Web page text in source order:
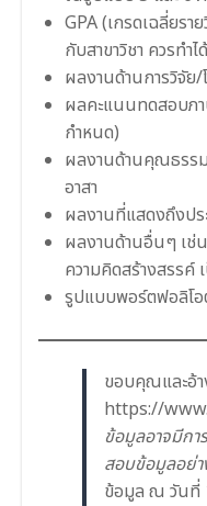
GPA (เกรดเฉลี่ยรา
กับสาขาวิชา ควรทำ
ผลงานด้านการวิจัย/
ผลคะแนนทดสอบภ
กำหนด)
ผลงานด้านคุณธรร
อาสา
ผลงานที่แสดงถึงป
ผลงานด้านอื่นๆ เช่
ความคิดสร้างสรรค์
รูปแบบพอร์ตฟอลิโอ
ขอบคุณและอ้
https://
ข้อมูลอาจมีก
สอบข้อมูลอย่
ข้อมูล ณ วันที่